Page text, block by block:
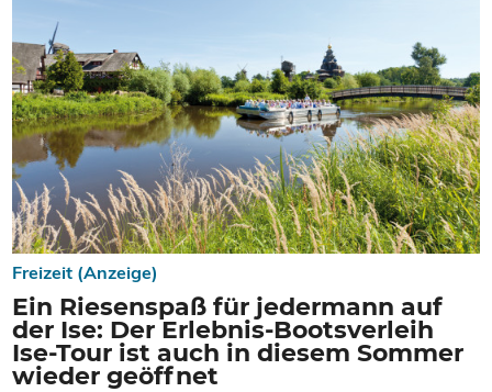
Freizeit (Anzeige)
Ein Riesenspaß für jedermann auf
der Ise: Der Erlebnis-Bootsverleih
Ise-Tour ist auch in diesem Sommer
wieder geöffnet